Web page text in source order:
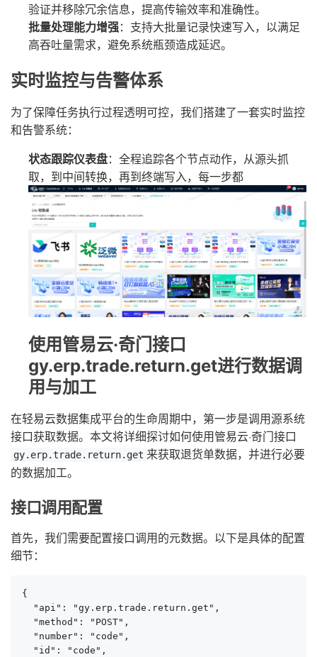
验证并移除冗余信息，提高传输效率和准确性。
批量处理能力增强：支持大批量记录快速写入，以满足
高吞吐量需求，避免系统瓶颈造成延迟。
实时监控与告警体系
为了保障任务执行过程透明可控，我们搭建了一套实时监控
和告警系统：
状态跟踪仪表盘：全程追踪各个节点动作，从源头抓
取，到中间转换，再到终端写入，每一步都
使用管易云·奇门接口
gy.erp.trade.return.get进行数据调
用与加工
在轻易云数据集成平台的生命周期中，第一步是调用源系统
接口获取数据。本文将详细探讨如何使用管易云·奇门接口
gy.erp.trade.return.get 来获取退货单数据，并进行必要
的数据加工。
接口调用配置
首先，我们需要配置接口调用的元数据。以下是具体的配置
细节：
{
  "api": "gy.erp.trade.return.get",
  "method": "POST",
  "number": "code",
  "id": "code",